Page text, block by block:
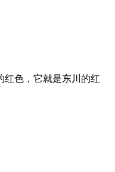
红色，它就是东川的红